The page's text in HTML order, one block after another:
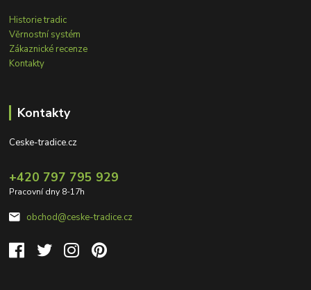
Historie tradic
Věrnostní systém
Zákaznické recenze
Kontakty
Kontakty
Ceske-tradice.cz
+420 797 795 929
Pracovní dny 8-17h
obchod@ceske-tradice.cz